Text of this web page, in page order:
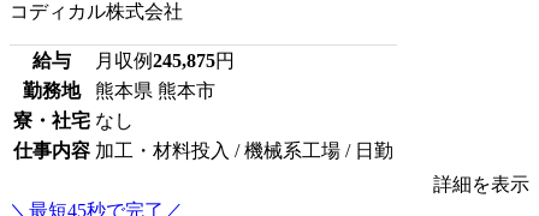
コディカル株式会社
給与 月収例245,875円
勤務地
熊本県 熊本市
寮・社宅 なし
仕事内容 加工・材料投入 / 機械系工場 / 日勤
詳細を表示
＼最短45秒で完了／